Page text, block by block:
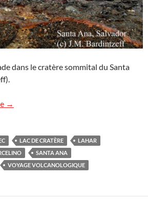
dans le cratère sommital du Santa
Volcan Santa Ana, Salvador
→
LAC DE CRATÈRE
LAHAR
SANTA ANA
VOYAGE VOLCANOLOGIQUE